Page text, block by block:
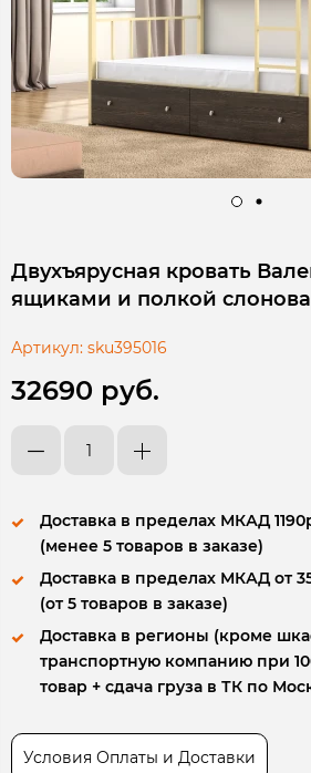
Двухъярусная кровать
ящиками и полкой
Артикул: sku395016
32690 руб.
Доставка в пределах МКАД
(менее 5 товаров в заказе)
Доставка в пределах МКАД от
(от 5 товаров в заказе)
Доставка в регионы (кроме
транспортную компанию при
товар + сдача груза в ТК по
Условия Оплаты и Доставки